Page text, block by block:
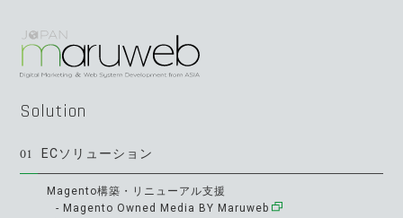
Solution
01 ECソリューション
Magento構築・リニューアル支援
- Magento Owned Media BY Maruweb